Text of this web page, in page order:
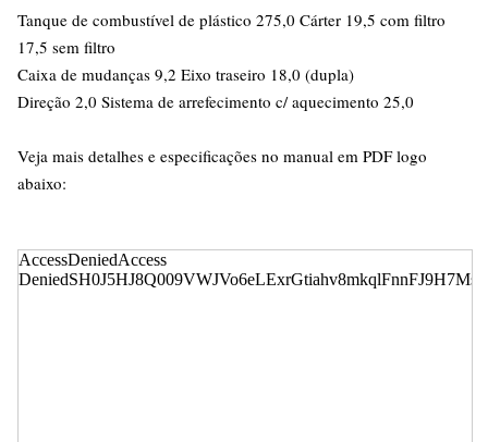
Tanque de combustível de plástico 275,0 Cárter 19,5 com filtro
17,5 sem filtro
Caixa de mudanças 9,2 Eixo traseiro 18,0 (dupla)
Direção 2,0 Sistema de arrefecimento c/ aquecimento 25,0
Veja mais detalhes e especificações no manual em PDF logo
abaixo: